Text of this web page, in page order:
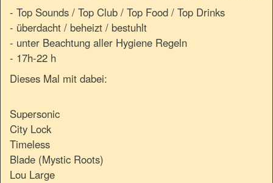
- Top Sounds / Top Club / Top Food / Top Drinks
- überdacht / beheizt / bestuhlt
- unter Beachtung aller Hygiene Regeln
- 17h-22 h
Dieses Mal mit dabei:
Supersonic
City Lock
Timeless
Blade (Mystic Roots)
Lou Large